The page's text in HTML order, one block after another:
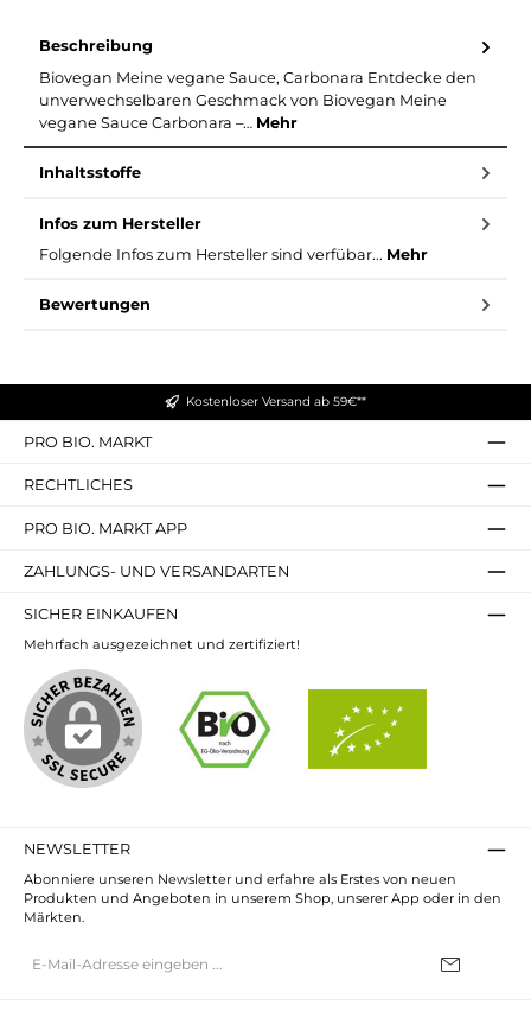
Beschreibung
Biovegan Meine vegane Sauce, Carbonara Entdecke den
unverwechselbaren Geschmack von Biovegan Meine
vegane Sauce Carbonara –… Mehr
Inhaltsstoffe
Infos zum Hersteller
Folgende Infos zum Hersteller sind verfübar... Mehr
Bewertungen
Kostenloser Versand ab 59€**
PRO BIO. MARKT
RECHTLICHES
PRO BIO. MARKT APP
ZAHLUNGS- UND VERSANDARTEN
SICHER EINKAUFEN
Mehrfach ausgezeichnet und zertifiziert!
NEWSLETTER
Abonniere unseren Newsletter und erfahre als Erstes von neuen
Produkten und Angeboten in unserem Shop, unserer App oder in den
Märkten.
Mail-